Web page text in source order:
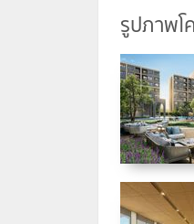
รูปภาพโ